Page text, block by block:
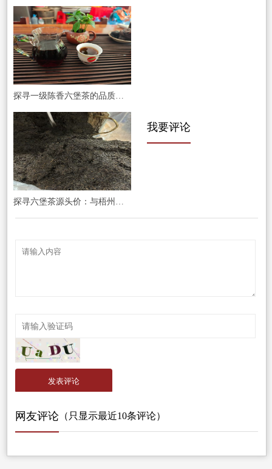
探寻一级陈香六堡茶的品质价值：山塘岐茶业的匠心之选
探寻六堡茶源头价：与梧州山塘岐品牌直供的价值对话
我要评论
发表评论
网友评论（只显示最近10条评论）